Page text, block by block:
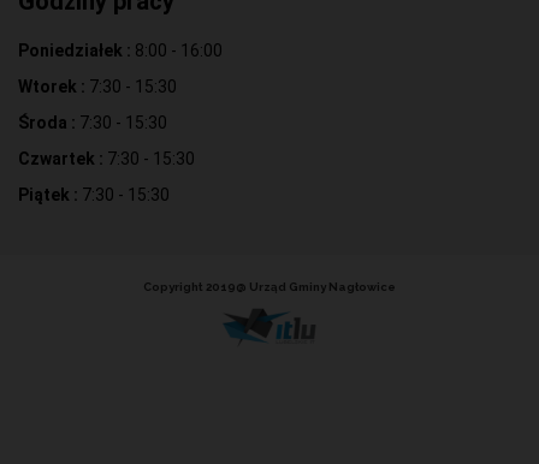
Poniedziałek : 8:00 - 16:00
Wtorek : 7:30 - 15:30
Środa : 7:30 - 15:30
Czwartek : 7:30 - 15:30
Piątek : 7:30 - 15:30
Copyright 2019@ Urząd Gminy Nagłowice